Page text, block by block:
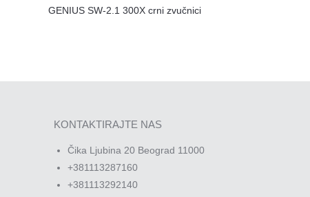
GENIUS SW-2.1 300X crni zvučnici
KONTAKTIRAJTE NAS
Čika Ljubina 20 Beograd 11000
+381113287160
+381113292140